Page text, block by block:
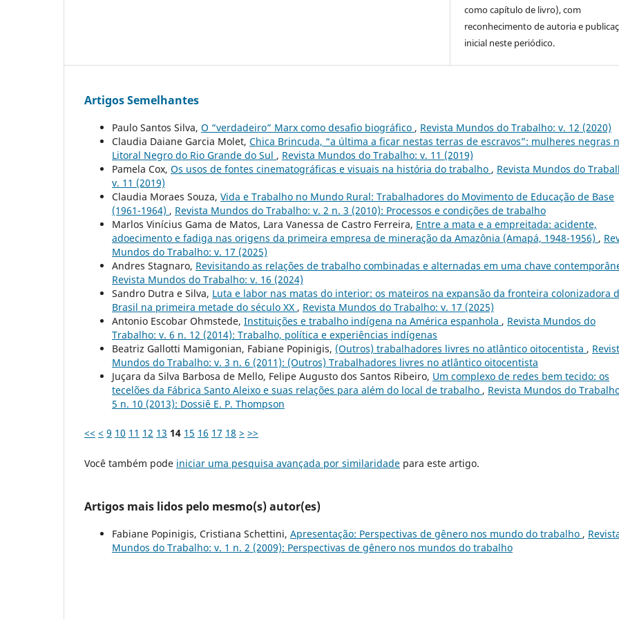
como capítulo de livro), com
reconhecimento de autoria e
inicial neste periódico.
Artigos Semelhantes
Paulo Santos Silva, O “verdadeiro” Marx como desafio biográfico , Revista Mundos do Trabalho: v. 12 (2020)
Claudia Daiane Garcia Molet, Chica Brincuda, “a última a ficar nestas terras de escravos”: mulheres negras
Litoral Negro do Rio Grande do Sul , Revista Mundos do Trabalho: v. 11 (2019)
Pamela Cox, Os usos de fontes cinematográficas e visuais na história do trabalho , Revista Mundos do
v. 11 (2019)
Claudia Moraes Souza, Vida e Trabalho no Mundo Rural: Trabalhadores do Movimento de Educação de Base
(1961-1964) , Revista Mundos do Trabalho: v. 2 n. 3 (2010): Processos e condições de trabalho
Marlos Vinícius Gama de Matos, Lara Vanessa de Castro Ferreira, Entre a mata e a empreitada: acidente,
adoecimento e fadiga nas origens da primeira empresa de mineração da Amazônia (Amapá, 1948-1956) ,
Mundos do Trabalho: v. 17 (2025)
Andres Stagnaro, Revisitando as relações de trabalho combinadas e alternadas em uma chave
Revista Mundos do Trabalho: v. 16 (2024)
Sandro Dutra e Silva, Luta e labor nas matas do interior: os mateiros na expansão da fronteira colonizadora
Brasil na primeira metade do século XX , Revista Mundos do Trabalho: v. 17 (2025)
Antonio Escobar Ohmstede, Instituições e trabalho indígena na América espanhola , Revista Mundos do
Trabalho: v. 6 n. 12 (2014): Trabalho, política e experiências indígenas
Beatriz Gallotti Mamigonian, Fabiane Popinigis, (Outros) trabalhadores livres no atlântico oitocentista ,
Mundos do Trabalho: v. 3 n. 6 (2011): (Outros) Trabalhadores livres no atlântico oitocentista
Juçara da Silva Barbosa de Mello, Felipe Augusto dos Santos Ribeiro, Um complexo de redes bem tecido: os
tecelões da Fábrica Santo Aleixo e suas relações para além do local de trabalho , Revista Mundos do
5 n. 10 (2013): Dossiê E. P. Thompson
<< < 9 10 11 12 13 14 15 16 17 18 > >>
Você também pode iniciar uma pesquisa avançada por similaridade para este artigo.
Artigos mais lidos pelo mesmo(s) autor(es)
Fabiane Popinigis, Cristiana Schettini, Apresentação: Perspectivas de gênero nos mundo do trabalho ,
Mundos do Trabalho: v. 1 n. 2 (2009): Perspectivas de gênero nos mundos do trabalho